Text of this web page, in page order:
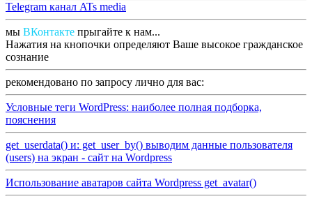
Telegram канал ATs media
мы ВКонтакте прыгайте к нам...
Нажатия на кнопочки определяют Ваше высокое гражданское
сознание
рекомендовано по запросу лично для вас:
Условные теги WordPress: наиболее полная подборка,
пояснения
get_userdata() и: get_user_by() выводим данные пользователя
(users) на экран - сайт на Wordpress
Использование аватаров сайта Wordpress get_avatar()